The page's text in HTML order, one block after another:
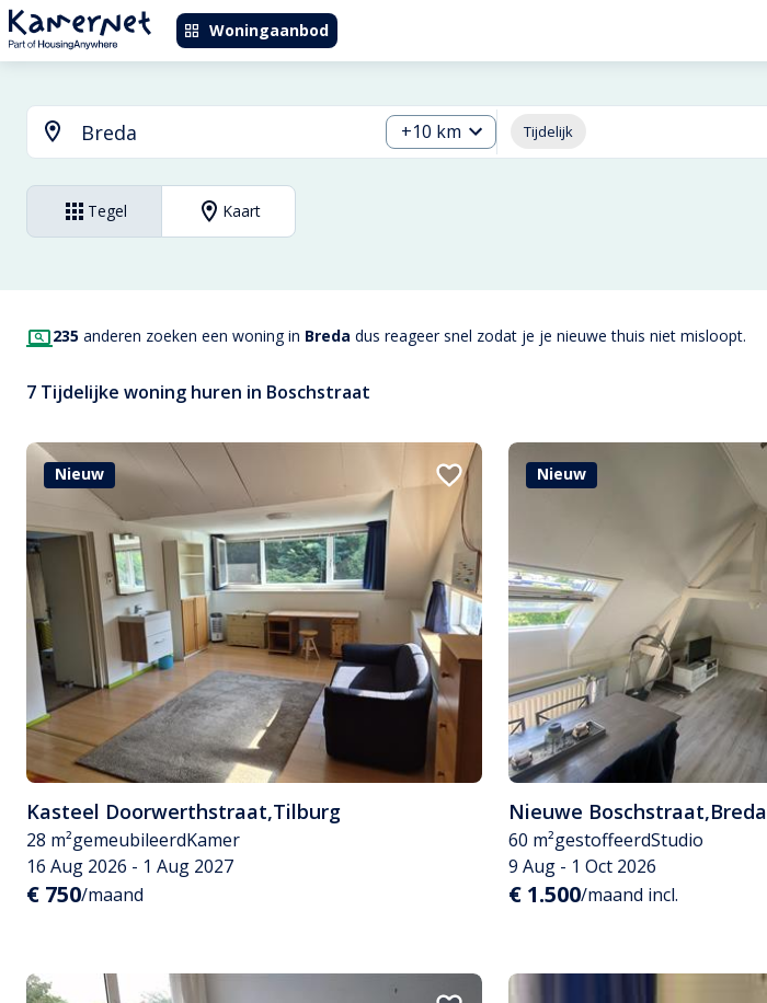
Woningaanbod
+10 km Tijdelijk
Tegel Kaart
235 anderen zoeken een woning in Breda dus reageer snel zodat je je nieuwe thuis niet misloopt.
7 Tijdelijke woning huren in Boschstraat
Nieuw
Kasteel Doorwerthstraat,Tilburg
28 m²gemeubileerdKamer
16 Aug 2026 - 1 Aug 2027
€ 750/maand
Nieuw
Nieuwe Boschstraat,Breda
60 m²gestoffeerdStudio
9 Aug - 1 Oct 2026
€ 1.500/maand incl.